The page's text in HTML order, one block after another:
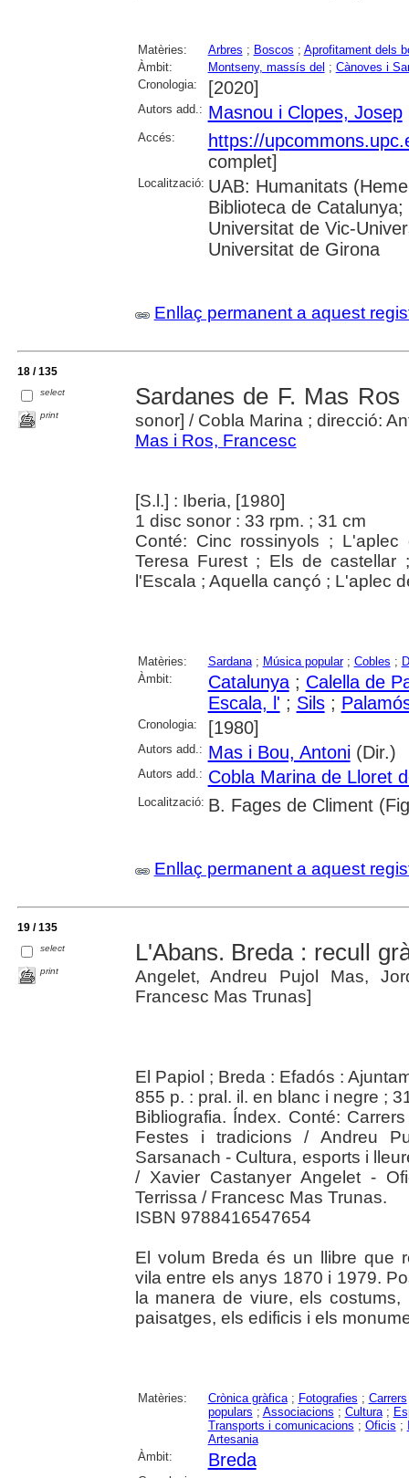
Matèries: Arbres ; Boscos ; Aprofitament dels
Àmbit:
Montseny, massís del ; Cànoves i
Cronologia:
[2020]
Autors add.: Masnou i Clopes, Josep
Accés:
https://
complet]
Localització: UAB: Humanitats
Biblioteca de
Universitat de Vic-
Universitat de Girona
Enllaç permanent a aquest
18 / 135
select
print
Sardanes de F. Mas
sonor] / Cobla Marina ; direcció:
Mas i Ros, Francesc
[S.l.] : Iberia, [1980]
1 disc sonor : 33 rpm. ; 31 cm
Conté: Cinc rossinyols ;
Teresa Furest ; Els de
l'Escala ; Aquella cançó ; L'aplec
Matèries: Sardana; Música popular; Cobles ;
Àmbit:
Catalunya; Calella de
Escala, l' ; Sils;
Cronologia: [1980]
Autors add.: Mas i Bou, Antoni(Dir.)
Autors add.: Cobla Marina de Lloret
Localització: B. Fages de Climent
Enllaç permanent a aquest
19 / 135
select
print
L'Abans. Breda : recull
Angelet, Andreu Pujol Mas,
Francesc Mas Trunas]
El Papiol ; Breda : Efadós :
855 p. : pral. il. en blanc i negre ;
Bibliografia. Índex. Conté:
Festes i tradicions / Andreu
Sarsanach - Cultura, esports i
/ Xavier Castanyer Angelet -
Terrissa / Francesc Mas Trunas.
ISBN 9788416547654
El volum Breda és un llibre que
vila entre els anys 1870 i 1979.
la manera de viure, els
paisatges, els edificis i els
Matèries: Crònica gràfica; Fotografies ; Carrers
populars ; Associacions ; Cultura;
Transports i comunicacions ; Oficis ;
Artesania
Àmbit:
Breda